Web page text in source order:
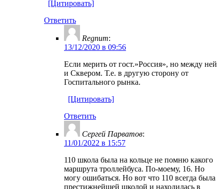
[Цитировать]
Ответить
Regnum:
13/12/2020 в 09:56
Если мерить от гост.»Россия», но между ней
и Сквером. Т.е. в другую сторону от
Госпитального рынка.
[Цитировать]
Ответить
Сергей Парватов:
11/01/2022 в 15:57
110 школа была на кольце не помню какого
маршрута троллейбуса. По-моему, 16. Но
могу ошибаться. Но вот что 110 всегда была
престижнейшей школой и находилась в